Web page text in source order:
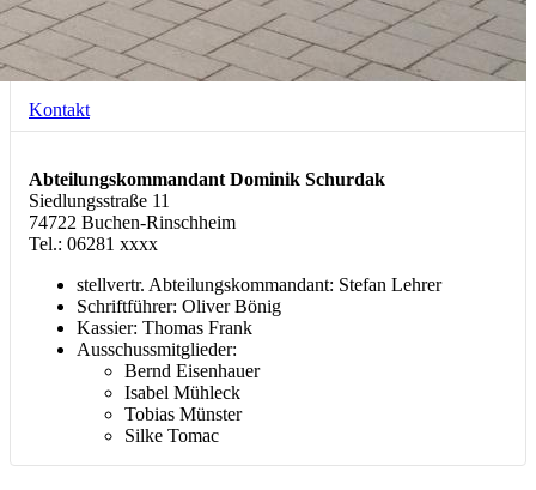
Kontakt
Abteilungskommandant Dominik Schurdak
Siedlungsstraße 11
74722 Buchen-Rinschheim
Tel.: 06281 xxxx
stellvertr. Abteilungskommandant: Stefan Lehrer
Schriftführer: Oliver Bönig
Kassier: Thomas Frank
Ausschussmitglieder:
Bernd Eisenhauer
Isabel Mühleck
Tobias Münster
Silke Tomac